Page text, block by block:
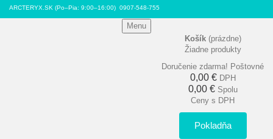
ARCTERYX.SK (Po–Pia: 9:00–16:00) 0907-548-755
Menu
Košík (prázdne)
Žiadne produkty
Doručenie zdarma! Poštovné
0,00 € DPH
0,00 € Spolu
Ceny s DPH
Pokladňa